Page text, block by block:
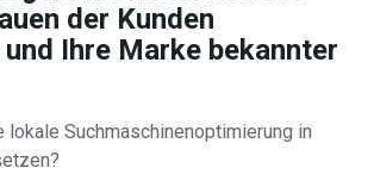
der Kunden
Ihre Marke bekannter
lokale Suchmaschinenoptimierung in